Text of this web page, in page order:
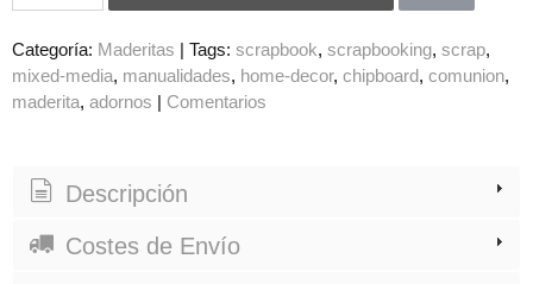
Categoría: Maderitas Tags: scrapbook scrapbooking scrap
mixed-media manualidades home-decor chipboard comunion
maderita adornos Comentarios
Descripción
Costes de Envío